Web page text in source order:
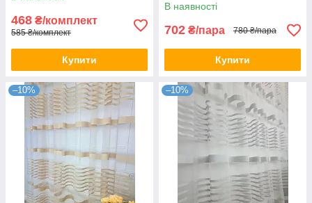
468 ₴/комплект
585 ₴/комплект
Купити
В наявності
702 ₴/пара 780 ₴/пара
Купити
–10% –10%